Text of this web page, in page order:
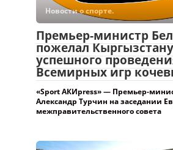
Новости о спорте.
Премьер-министр
пожелал Кыргызстану
успешного
Всемирных игр
«Sport АКИpress» — Премьер-
Александр Турчин на заседании
межправительственного совета